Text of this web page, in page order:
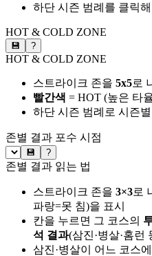
하단 시즌 범례를 클릭
HOT & COLD ZONE
💾 ?
HOT & COLD ZONE
스트라이크 존을 5x5로
빨간색 = HOT (높은 타
하단 시즌 범례로 시즌
존별 결과 포수 시점
💾 ?
존별 결과 읽는 법
스트라이크 존을 3×3로
파랑=못 침)을 표시
칸을 누르면 그 코스의
석 결과(삼진·병살·홈런
삼진·병살이 어느 코스